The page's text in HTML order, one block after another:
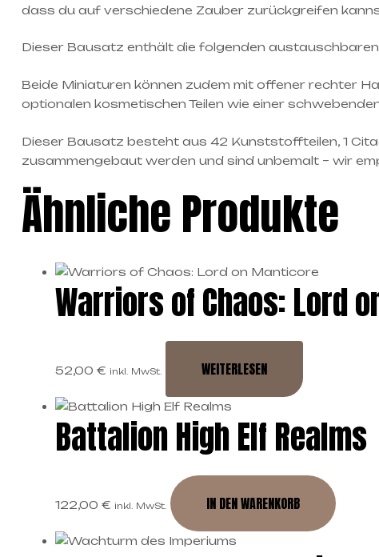
dass du auf verschiedene Zauber zurückgreifen
Dieser Bausatz enthält die folgenden austauschbaren
Beide Miniaturen können zudem mit offener rechter
optionalen kosmetischen Teilen wie einer
Dieser Bausatz besteht aus 42 Kunststoffteilen, 1
zusammengebaut werden und sind unbemalt – wir
Ähnliche Produkte
Warriors of Chaos: Lord
52,00 € inkl. MwSt. WEITERLESEN
Battalion High Elf Realms
122,00 € inkl. MwSt. IN DEN WARENKORB